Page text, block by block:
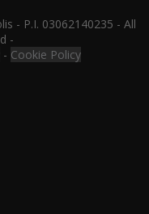
- P.I. 03062140235 - All
-
- Cookie Policy